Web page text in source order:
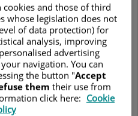
CIRUGÍA
and those of third
whose legislation does not
of data protection) for
analysis, improving
advertising
navigation. You can
the button "Accept
them their use from
click here: Cookie